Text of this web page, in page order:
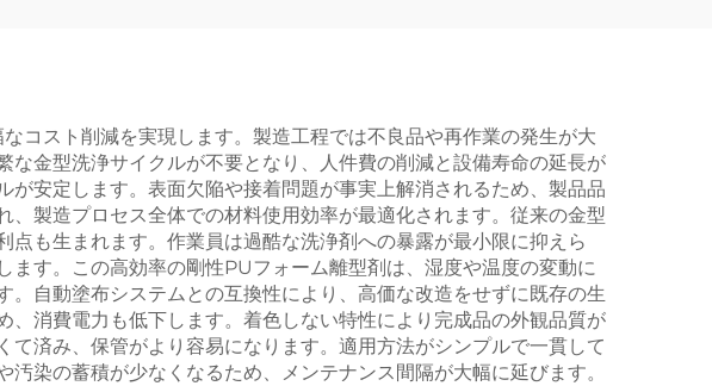
コスト削減を実現します。製造工程では不良品や再作業の発生が大
金型洗浄サイクルが不要となり、人件費の削減と設備寿命の延長が
安定します。表面欠陥や接着問題が事実上解消されるため、製品品
製造プロセス全体での材料使用効率が最適化されます。従来の金型
も生まれます。作業員は過酷な洗浄剤への暴露が最小限に抑えら
す。この高効率の剛性PUフォーム離型剤は、湿度や温度の変動に
自動塗布システムとの互換性により、高価な改造をせずに既存の生
消費電力も低下します。着色しない特性により完成品の外観品質が
済み、保管がより容易になります。適用方法がシンプルで一貫して
染の蓄積が少なくなるため、メンテナンス間隔が大幅に延びます。